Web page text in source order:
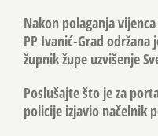
Nakon polaganja
PP Ivanić-Grad
župnik župe uzvišenje
Poslušajte što je za
policije izjavio načelnik